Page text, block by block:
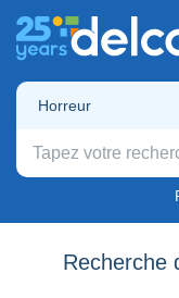
Horreur
Recherche